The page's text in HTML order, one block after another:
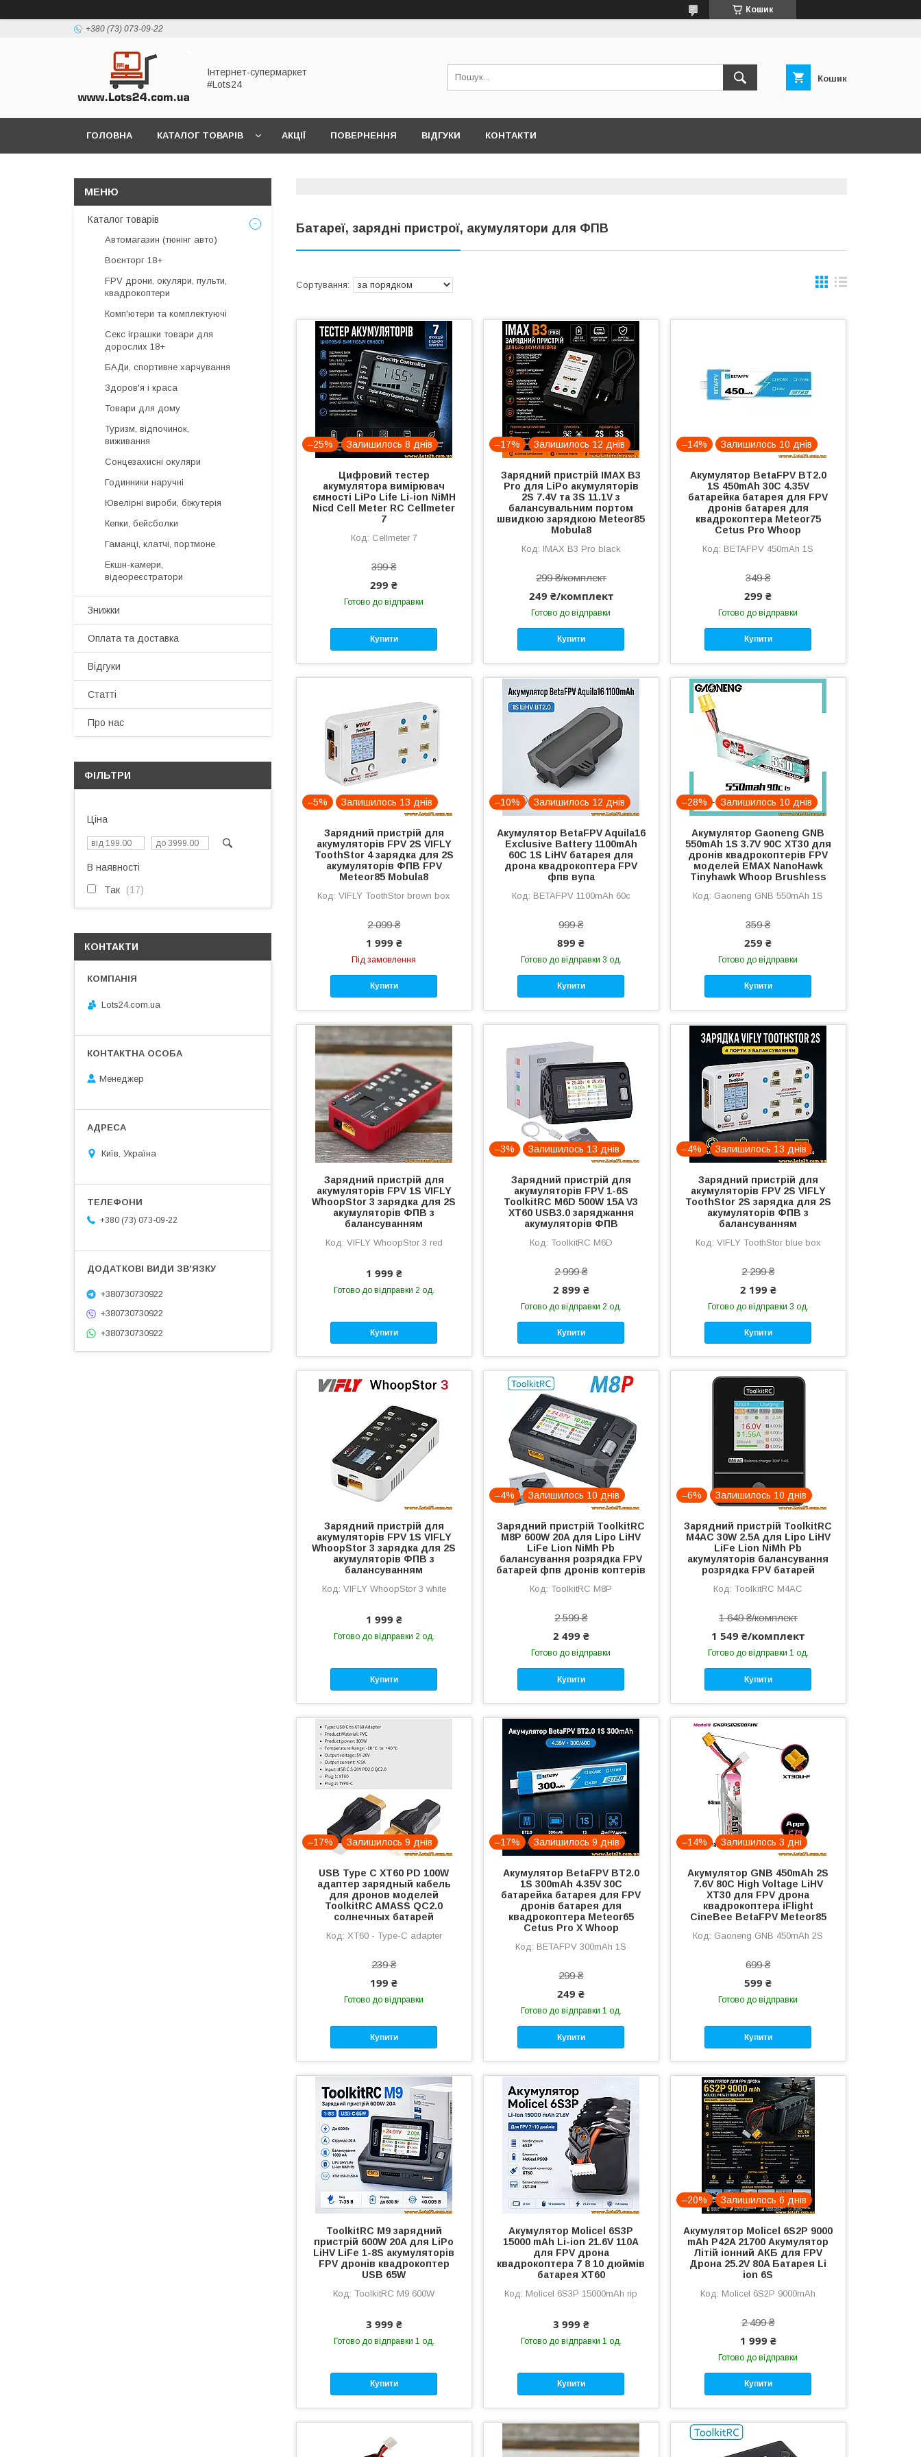
Кошик
+380 (73) 073-09-22
Інтернет-супермаркет
#Lots24
Кошик
ГОЛОВНА КАТАЛОГ ТОВАРІВ АКЦІЇ ПОВЕРНЕННЯ ВІДГУКИ КОНТАКТИ
Батареї, зарядні пристрої, акумулятори для ФПВ
–25% Залишилось 8 днів
Цифровий тестер
акумулятора вимірювач
ємності LiPo Life Li-ion NiMH
Nicd Cell Meter RC Cellmeter
7
Cellmeter 7
399 ₴
299 ₴
Готово до відправки
Купити
–17% Залишилось 12 днів
Зарядний пристрій IMAX B3
Pro для LiPo акумуляторів
2S 7.4V та 3S 11.1V з
балансувальним портом
швидкою зарядкою Meteor85
Mobula8
IMAX B3 Pro black
299 ₴/комплект
249 ₴/комплект
Готово до відправки
Купити
–14% Залишилось 10 днів
Акумулятор BetaFPV BT2.0
1S 450mAh 30C 4.35V
батарейка батарея для FPV
дронів батарея для
квадрокоптера Meteor75
Cetus Pro Whoop
BETAFPV 450mAh 1S
349 ₴
299 ₴
Готово до відправки
Купити
–5% Залишилось 13 днів
Зарядний пристрій для
акумуляторів FPV 2S VIFLY
ToothStor 4 зарядка для 2S
акумуляторів ФПВ FPV
Meteor85 Mobula8
VIFLY ToothStor brown box
2 099 ₴
1 999 ₴
Під замовлення
Купити
–10% Залишилось 12 днів
Акумулятор BetaFPV Aquila16
Exclusive Battery 1100mAh
60C 1S LiHV батарея для
дрона квадрокоптера FPV
фпв вупа
BETAFPV 1100mAh 60c
999 ₴
899 ₴
Готово до відправки 3 од.
Купити
–28% Залишилось 10 днів
Акумулятор Gaoneng GNB
550mAh 1S 3.7V 90C XT30 для
дронів квадрокоптерів FPV
моделей EMAX NanoHawk
Tinyhawk Whoop Brushless
Gaoneng GNB 550mAh 1S
359 ₴
259 ₴
Готово до відправки
Купити
Зарядний пристрій для
акумуляторів FPV 1S VIFLY
WhoopStor 3 зарядка для 2S
акумуляторів ФПВ з
балансуванням
VIFLY WhoopStor 3 red
1 999 ₴
Готово до відправки 2 од.
Купити
–3% Залишилось 13 днів
Зарядний пристрій для
акумуляторів FPV 1-6S
ToolkitRC M6D 500W 15A V3
XT60 USB3.0 заряджання
акумуляторів ФПВ
ToolkitRC M6D
2 999 ₴
2 899 ₴
Готово до відправки 2 од.
Купити
–4% Залишилось 13 днів
Зарядний пристрій для
акумуляторів FPV 2S VIFLY
ToothStor 2S зарядка для 2S
акумуляторів ФПВ з
балансуванням
VIFLY ToothStor blue box
2 299 ₴
2 199 ₴
Готово до відправки 3 од.
Купити
Зарядний пристрій для
акумуляторів FPV 1S VIFLY
WhoopStor 3 зарядка для 2S
акумуляторів ФПВ з
балансуванням
VIFLY WhoopStor 3 white
1 999 ₴
Готово до відправки 2 од.
Купити
–4% Залишилось 10 днів
Зарядний пристрій ToolkitRC
M8P 600W 20A для Lipo LiHV
LiFe Lion NiMh Pb
балансування розрядка FPV
батарей фпв дронів коптерів
ToolkitRC M8P
2 599 ₴
2 499 ₴
Готово до відправки
Купити
–6% Залишилось 10 днів
Зарядний пристрій ToolkitRC
M4AC 30W 2.5A для Lipo LiHV
LiFe Lion NiMh Pb
акумуляторів балансування
розрядка FPV батарей
ToolkitRC M4AC
1 649 ₴/комплект
1 549 ₴/комплект
Готово до відправки 1 од.
Купити
–17% Залишилось 9 днів
USB Type C XT60 PD 100W
адаптер зарядный кабель
для дронов моделей
ToolkitRC AMASS QC2.0
солнечных батарей
XT60 - Type-C adapter
239 ₴
199 ₴
Готово до відправки
Купити
–17% Залишилось 9 днів
Акумулятор BetaFPV BT2.0
1S 300mAh 4.35V 30C
батарейка батарея для FPV
дронів батарея для
квадрокоптера Meteor65
Cetus Pro X Whoop
BETAFPV 300mAh 1S
299 ₴
249 ₴
Готово до відправки 1 од.
Купити
–14% Залишилось 3 дні
Акумулятор GNB 450mAh 2S
7.6V 80C High Voltage LiHV
XT30 для FPV дрона
квадрокоптера iFlight
CineBee BetaFPV Meteor85
Gaoneng GNB 450mAh 2S
699 ₴
599 ₴
Готово до відправки
Купити
ToolkitRC M9 зарядний
пристрій 600W 20A для LiPo
LiHV LiFe 1-8S акумуляторів
FPV дронів квадрокоптер
USB 65W
ToolkitRC M9 600W
3 999 ₴
Готово до відправки 1 од.
Купити
Акумулятор Molicel 6S3P
15000 mAh Li-ion 21.6V 110A
для FPV дрона
квадрокоптера 7 8 10 дюймів
батарея XT60
Molicel 6S3P 15000mAh rip
3 999 ₴
Готово до відправки 1 од.
Купити
–20% Залишилось 6 днів
Акумулятор Molicel 6S2P 9000
mAh P42A 21700 Акумулятор
Літій іонний АКБ для FPV
Дрона 25.2V 80A Батарея Li
ion 6S
Molicel 6S2P 9000mAh
2 499 ₴
1 999 ₴
Готово до відправки
Купити
Каталог товарів
Автомагазин (тюнінг авто)
Воєнторг 18+
FPV дрони, окуляри, пульти,
квадрокоптери
Комп'ютери та комплектуючі
Секс іграшки товари для
дорослих 18+
БАДи, спортивне харчування
Здоров'я і краса
Товари для дому
Туризм, відпочинок,
виживання
Сонцезахисні окуляри
Годинники наручні
Ювелірні вироби, біжутерія
Кепки, бейсболки
Гаманці, клатчі, портмоне
Екшн-камери,
відеореєстратори
Знижки
Оплата та доставка
Відгуки
Статті
Про нас
ФІЛЬТРИ
Ціна
В наявності
Так 17
КОНТАКТИ
Lots24.com.ua
Менеджер
Київ, Україна
+380 (73) 073-09-22
+380730730922
+380730730922
+380730730922